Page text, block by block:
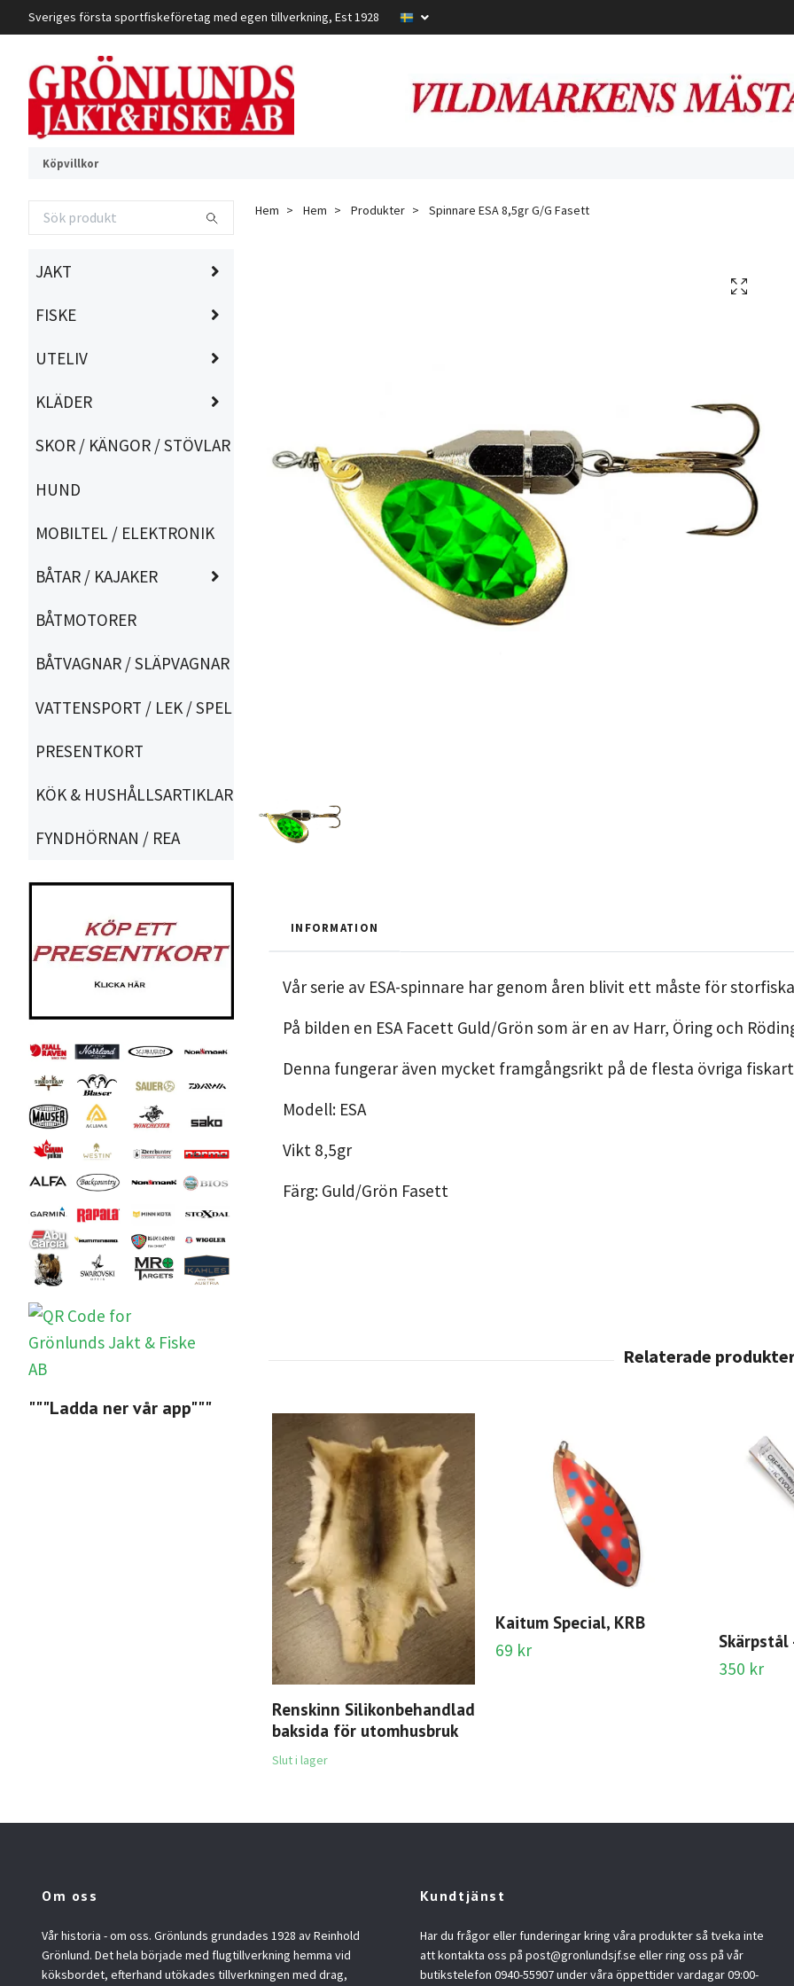
Sveriges första sportfiskeföretag med egen tillverkning, Est 1928
Köpvillkor
JAKT
FISKE
UTELIV
KLÄDER
SKOR / KÄNGOR / STÖVLAR
HUND
MOBILTEL / ELEKTRONIK
BÅTAR / KAJAKER
BÅTMOTORER
BÅTVAGNAR / SLÄPVAGNAR
VATTENSPORT / LEK / SPEL
PRESENTKORT
KÖK & HUSHÅLLSARTIKLAR
FYNDHÖRNAN / REA
"""Ladda ner vår app"""
Hem Hem Produkter Spinnare ESA 8,5gr G/G Fasett
INFORMATION
Vår serie av ESA-spinnare har genom åren blivit ett måste för
På bilden en ESA Facett Guld/Grön som är en av Harr, Öring och
Denna fungerar även mycket framgångsrikt på de flesta övriga
Modell: ESA
Vikt 8,5gr
Färg: Guld/Grön Fasett
Renskinn Silikonbehandlad
baksida för utomhusbruk
Slut i lager
Kaitum Special, KRB
69 kr
350 kr
Om oss
Vår historia - om oss. Grönlunds grundades 1928 av Reinhold
Grönlund. Det hela började med flugtillverkning hemma vid
köksbordet, efterhand utökades tillverkningen med drag,
Kundtjänst
Har du frågor eller funderingar kring våra produkter så tveka inte
att kontakta oss på post@gronlundsjf.se eller ring oss på vår
butikstelefon 0940-55907 under våra öppettider vardagar 09:00-